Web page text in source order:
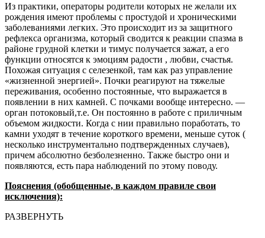
Из практики, операторы родители которых не желали их
рождения имеют проблемы с простудой и хроническими
заболеваниями легких. Это происходит из за защитного
рефлекса организма, который сводится к реакции спазма в
районе грудной клетки и тимус получается зажат, а его
функции относятся к эмоциям радости , любви, счастья.
Похожая ситуация с селезенкой, там как раз управление
«жизненной энергией». Почки реагируют на тяжелые
переживания, особенно постоянные, что выражается в
появлении в них камней. С почками вообще интересно. —
орган потоковый,т.е. Он постоянно в работе с приличным
объемом жидкости. Когда с нии правильно поработать, то
камни уходят в течение короткого времени, меньше суток (
несколько инструментально подтвержденных случаев),
причем абсолютно безболезненно. Также быстро они и
появляются, есть пара наблюдений по этому поводу.
Пояснения (обобщенные, в каждом правиле свои
исключения):
РАЗВЕРНУТЬ